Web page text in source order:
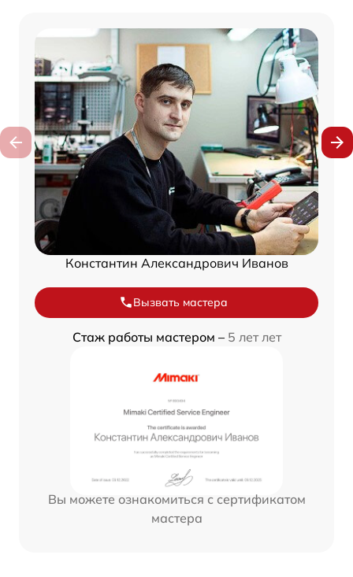
Константин Александрович Иванов
Вызвать мастера
Стаж работы мастером – 5 лет лет
Вы можете ознакомиться с сертификатом
мастера